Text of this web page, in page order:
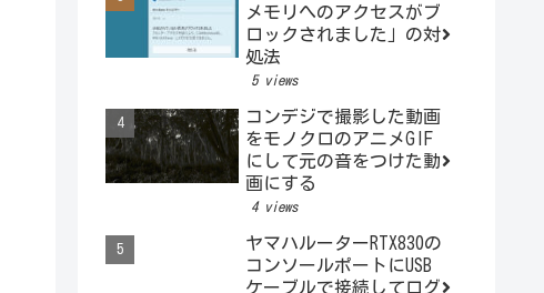
メモリへのアクセスがブ
ロックされました」の対
処法
5 views
コンデジで撮影した動画
をモノクロのアニメGIF
にして元の音をつけた動
画にする
4 views
ヤマハルーターRTX830の
コンソールポートにUSB
ケーブルで接続してログ